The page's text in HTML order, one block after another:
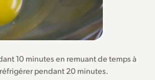
10 minutes en remuant de temps à
pendant 20 minutes.